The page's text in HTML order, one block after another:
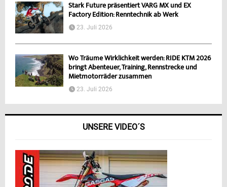
Stark Future präsentiert VARG MX und EX
Factory Edition: Renntechnik ab Werk
23. Juli 2026
Wo Träume Wirklichkeit werden: RIDE KTM 2026
bringt Abenteuer, Training, Rennstrecke und
Mietmotorräder zusammen
23. Juli 2026
UNSERE VIDEO´S